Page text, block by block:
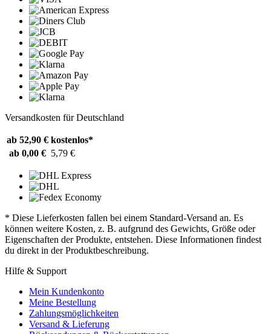
Versandkosten für Deutschland
ab 52,90 € kostenlos*
ab 0,00 € 5,79 €
* Diese Lieferkosten fallen bei einem Standard-Versand an. Es
können weitere Kosten, z. B. aufgrund des Gewichts, Größe oder
Eigenschaften der Produkte, entstehen. Diese Informationen findest
du direkt in der Produktbeschreibung.
Hilfe & Support
Mein Kundenkonto
Meine Bestellung
Zahlungsmöglichkeiten
Versand & Lieferung